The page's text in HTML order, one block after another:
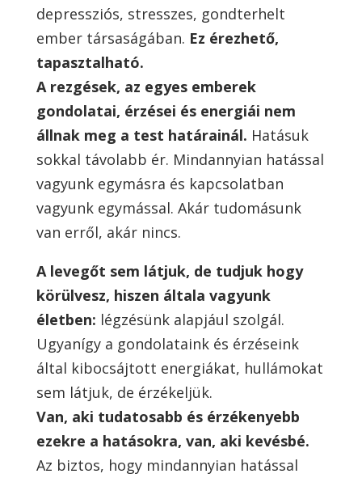
depressziós, stresszes, gondterhelt
ember társaságában. Ez érezhető,
tapasztalható.
A rezgések, az egyes emberek
gondolatai, érzései és energiái nem
állnak meg a test határainál. Hatásuk
sokkal távolabb ér. Mindannyian hatással
vagyunk egymásra és kapcsolatban
vagyunk egymással. Akár tudomásunk
van erről, akár nincs.
A levegőt sem látjuk, de tudjuk hogy
körülvesz, hiszen általa vagyunk
életben: légzésünk alapjául szolgál.
Ugyanígy a gondolataink és érzéseink
által kibocsájtott energiákat, hullámokat
sem látjuk, de érzékeljük.
Van, aki tudatosabb és érzékenyebb
ezekre a hatásokra, van, aki kevésbé.
Az biztos, hogy mindannyian hatással